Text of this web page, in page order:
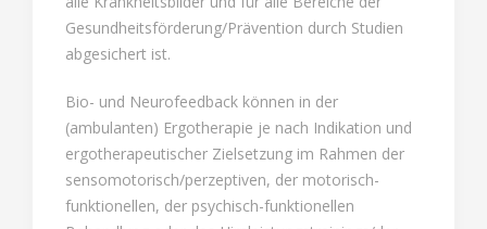
Gesundheitsförderung/Prävention durch Studien
abgesichert ist.
Bio- und Neurofeedback können in der
(ambulanten) Ergotherapie je nach Indikation und
ergotherapeutischer Zielsetzung im Rahmen der
sensomotorisch/perzeptiven, der motorisch-
funktionellen, der psychisch-funktionellen